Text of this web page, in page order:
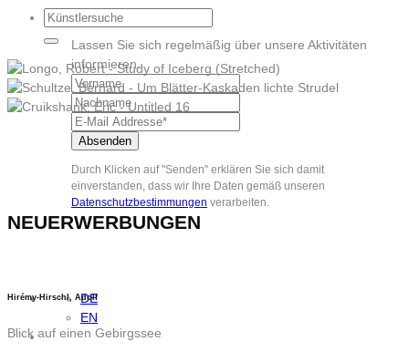
Lassen Sie sich regelmäßig über unsere Aktivitäten
informieren.
Durch Klicken auf "Senden" erklären Sie sich damit
einverstanden, dass wir Ihre Daten gemäß unseren
Datenschutzbestimmungen verarbeiten.
DE
EN
NEUERWERBUNGEN
Hirémy-Hirschl, Adolf
Blick auf einen Gebirgssee